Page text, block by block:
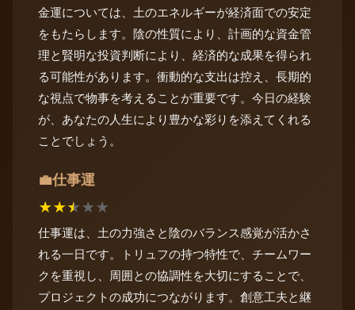
金運については、土のエネルギーが経済面での安定
をもたらします。陰の性質により、計画的な資金管
理と賢明な投資判断により、経済的な成果を得られ
る可能性があります。衝動的な支出は控え、長期的
な視点で物事を考えることが重要です。今日の経験
が、あなたの人生により豊かな彩りを添えてくれる
ことでしょう。
💼仕事運
★★★★★
仕事運は、土の力強さと陰のバランス感覚が活かさ
れる一日です。トリュフの持つ特性で、チームワー
クを重視し、周囲との協調性を大切にすることで、
プロジェクトの成功につながります。創意工夫と継